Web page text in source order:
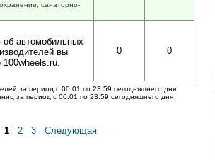
санаторно-
автомобильных
вы
100wheels.ru.
0 0
за период с 00:01 по 23:59 сегодняшнего дня
за период с 00:01 по 23:59 сегодняшнего дня
1 2 3 Следующая